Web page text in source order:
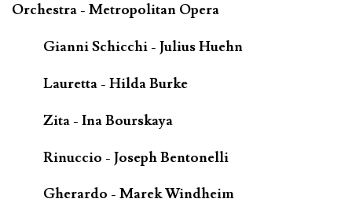
Orchestra - Metropolitan Opera
Gianni Schicchi - Julius Huehn
Lauretta - Hilda Burke
Zita - Ina Bourskaya
Rinuccio - Joseph Bentonelli
Gherardo - Marek Windheim